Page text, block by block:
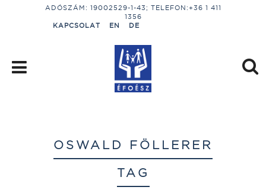
ADÓSZÁM: 19002529-1-43; TELEFON:+36 1 411
1356
KAPCSOLAT
EN DE
OSWALD FÖLLERER
TAG